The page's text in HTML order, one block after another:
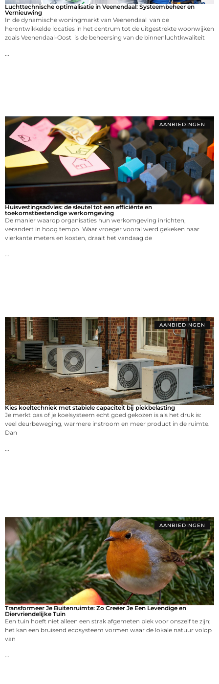
Luchttechnische optimalisatie in Veenendaal: Systeembeheer en
Vernieuwing
In de dynamische woningmarkt van Veenendaal van de
herontwikkelde locaties in het centrum tot de uitgestrekte woonwijken
zoals Veenendaal-Oost is de beheersing van de binnenluchtkwaliteit
AANBIEDINGEN
Huisvestingsadvies: de sleutel tot een efficiënte en
toekomstbestendige werkomgeving
De manier waarop organisaties hun werkomgeving inrichten,
verandert in hoog tempo. Waar vroeger vooral werd gekeken naar
vierkante meters en kosten, draait het vandaag de
AANBIEDINGEN
Kies koeltechniek met stabiele capaciteit bij piekbelasting
Je merkt pas of je koelsysteem echt goed gekozen is als het druk is:
veel deurbeweging, warmere instroom en meer product in de ruimte.
Dan
AANBIEDINGEN
Transformeer Je Buitenruimte: Zo Creëer Je Een Levendige en
Diervriendelijke Tuin
Een tuin hoeft niet alleen een strak afgemeten plek voor onszelf te zijn;
het kan een bruisend ecosysteem vormen waar de lokale natuur volop
van